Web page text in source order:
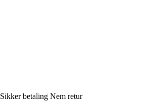
Sikker betaling Nem retur